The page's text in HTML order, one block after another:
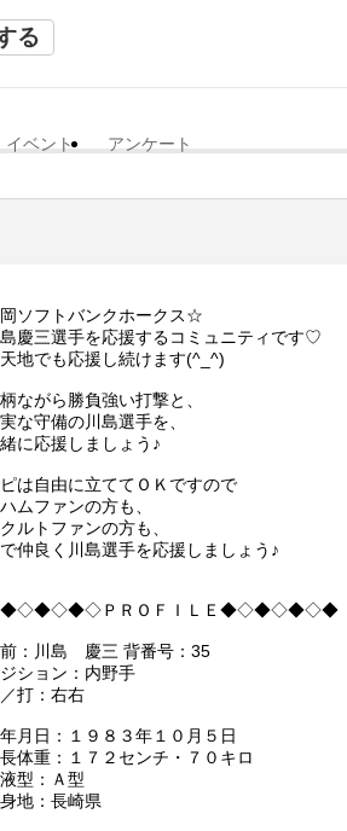
る
イベント アンケート
ソフトバンクホークス☆
慶三選手を応援するコミュニティです♡
地でも応援し続けます(^_^)
ながら勝負強い打撃と、
な守備の川島選手を、
に応援しましょう♪
は自由に立ててＯＫですので
ムファンの方も、
ルトファンの方も、
仲良く川島選手を応援しましょう♪
ＰＲＯＦＩＬＥ◆◇◆◇◆◇◆
：川島 慶三 背番号：35
ション：内野手
打：右右
月日：１９８３年１０月５日
体重：１７２センチ・７０キロ
型：Ａ型
地：長崎県